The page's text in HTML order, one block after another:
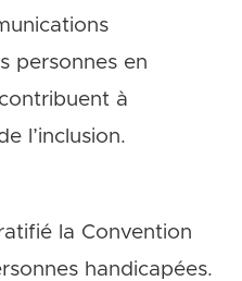
personnes en
à
l’inclusion.
la Convention
handicapées.